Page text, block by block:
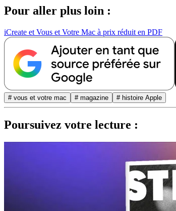
Pour aller plus loin :
iCreate et Vous et Votre Mac à prix réduit en PDF
# vous et votre mac # magazine # histoire Apple
Poursuivez votre lecture :